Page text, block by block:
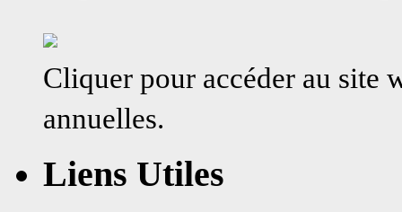
Cliquer pour accéder au site
annuelles.
Liens Utiles